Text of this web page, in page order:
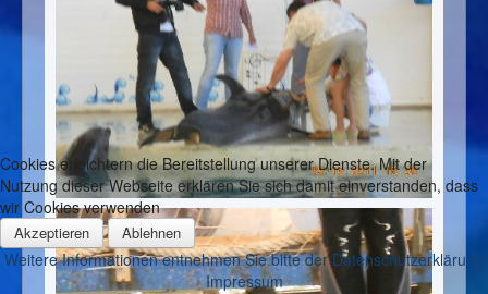
Cookies erleichtern die Bereitstellung unserer Dienste. Mit der
Nutzung dieser Webseite erklären Sie sich damit einverstanden, dass
wir Cookies verwenden
Akzeptieren Ablehnen
Weitere Informationen entnehmen Sie bitte der Datenschutzerklärung
Impressum